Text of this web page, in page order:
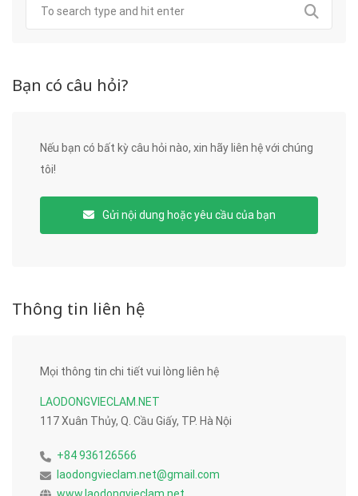
Bạn có câu hỏi?
Nếu bạn có bất kỳ câu hỏi nào, xin hãy liên hệ với chúng
tôi!
Gửi nội dung hoặc yêu cầu của bạn
Thông tin liên hệ
Mọi thông tin chi tiết vui lòng liên hệ
LAODONGVIECLAM.NET
117 Xuân Thủy, Q. Cầu Giấy, TP. Hà Nội
+84 936126566
laodongvieclam.net@gmail.com